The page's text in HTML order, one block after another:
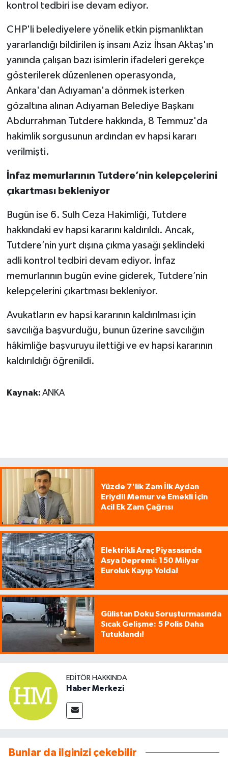
kontrol tedbiri ise devam ediyor.
CHP'li belediyelere yönelik etkin pişmanlıktan
yararlandığı bildirilen iş insanı Aziz İhsan Aktaş'ın
yanında çalışan bazı isimlerin ifadeleri gerekçe
gösterilerek düzenlenen operasyonda,
Ankara'dan Adıyaman'a dönmek isterken
gözaltına alınan Adıyaman Belediye Başkanı
Abdurrahman Tutdere hakkında, 8 Temmuz'da
hakimlik sorgusunun ardından ev hapsi kararı
verilmişti.
İnfaz memurlarının Tutdere’nin kelepçelerini
çıkartması bekleniyor
Bugün ise 6. Sulh Ceza Hakimliği, Tutdere
hakkındaki ev hapsi kararını kaldırıldı. Ancak,
Tutdere’nin yurt dışına çıkma yasağı şeklindeki
adli kontrol tedbiri devam ediyor. İnfaz
memurlarının bugün evine giderek, Tutdere’nin
kelepçelerini çıkartması bekleniyor.
Avukatların ev hapsi kararının kaldırılması için
savcılığa başvurduğu, bunun üzerine savcılığın
hâkimliğe başvuruyu ilettiği ve ev hapsi kararının
kaldırıldığı öğrenildi.
Kaynak: ANKA
Yüzde 7'lik Zam İlk Aydan
Eriydi! Memur ve Emekli İçin
Acil Ek Zam Çağrısı
Elektrikli Araç Piyasasında
Asya Depremi: 150 Milyar
Euroluk Kayıp Yolda!
Gülistan Doku Soruşturmasında
Sıcak Gelişme: 5 Polis Daha
Tutuklandı!
EDITÖR HAKKINDA
Haber Merkezi
Bunlar da ilginizi çekebilir